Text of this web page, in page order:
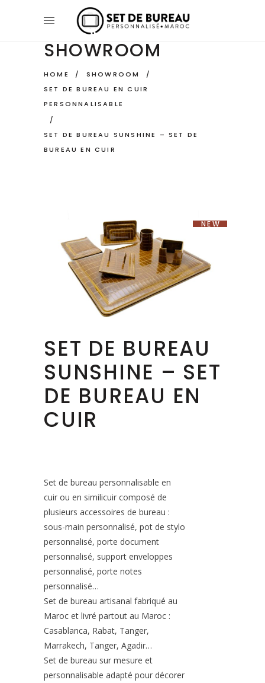
SHOWROOM
HOME / SHOWROOM
/
SET DE BUREAU EN CUIR
PERSONNALISABLE
/
SET DE BUREAU SUNSHINE – SET DE
BUREAU EN CUIR
NEW
SET DE BUREAU
SUNSHINE – SET
DE BUREAU EN
CUIR
Set de bureau personnalisable en
cuir ou en similicuir composé de
plusieurs accessoires de bureau :
sous-main personnalisé, pot de stylo
personnalisé, porte document
personnalisé, support enveloppes
personnalisé, porte notes
personnalisé…
Set de bureau artisanal fabriqué au
Maroc et livré partout au Maroc :
Casablanca, Rabat, Tanger,
Marrakech, Tanger, Agadir…
Set de bureau sur mesure et
personnalisable adapté pour décorer